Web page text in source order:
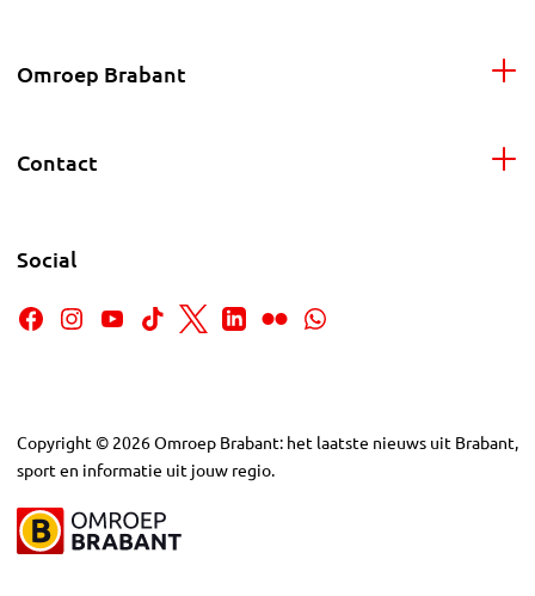
Omroep Brabant
Contact
Social
Copyright © 2026Omroep Brabant: het laatste nieuws uit Brabant,
sport en informatie uit jouw regio.